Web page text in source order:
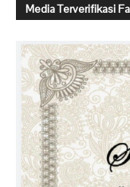
Media Terverifikasi